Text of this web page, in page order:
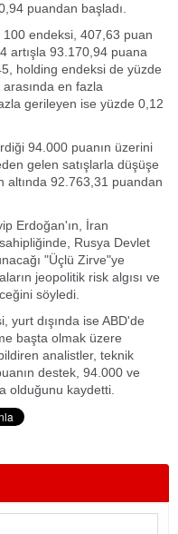
puandan başladı.
100 endeksi, 407,63 puan
artışla 93.170,94 puana
holding endeksi de yüzde
en fazla
gerileyen ise yüzde 0,12
94.000 puanın üzerini
gelen satışlarla düşüşe
altında 92.763,31 puandan
Erdoğan'ın, İran
Rusya Devlet
"Üçlü Zirve"ye
jeopolitik risk algısı ve
söyledi.
yurt dışında ise ABD'de
başta olmak üzere
analistler, teknik
destek, 94.000 ve
olduğunu kaydetti.